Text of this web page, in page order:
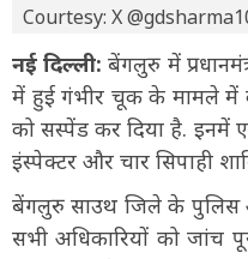
Courtesy: X
नई दिल्ली: बेंगलुरु में
में हुई गंभीर चूक के मामले में
को सस्पेंड कर दिया है. इनमें
इंस्पेक्टर और चार सिपाही
बेंगलुरु साउथ जिले के पुलिस
सभी अधिकारियों को